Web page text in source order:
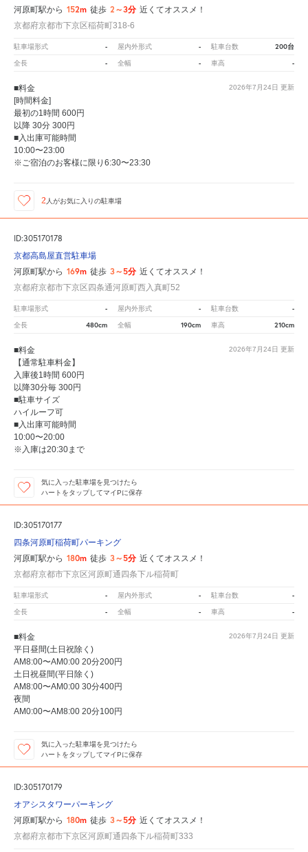
河原町駅から 152m 徒歩 2～3分 近くてオススメ！
京都府京都市下京区稲荷町318-6
駐車場形式 - 屋内外形式 - 駐車台数 200台
全長 - 全幅 - 車高 -
2026年7月24日 更新
■料金
[時間料金]
最初の1時間 600円
以降 30分 300円
■入出庫可能時間
10:00〜23:00
※ご宿泊のお客様に限り6:30〜23:30
2 人がお気に入りの駐車場
ID:305170178
京都高島屋直営駐車場
河原町駅から 169m 徒歩 3～5分 近くてオススメ！
京都府京都市下京区四条通河原町西入真町52
駐車場形式 - 屋内外形式 - 駐車台数 -
全長 480cm 全幅 190cm 車高 210cm
2026年7月24日 更新
■料金
【通常駐車料金】
入庫後1時間 600円
以降30分毎 300円
■駐車サイズ
ハイルーフ可
■入出庫可能時間
10:00〜20:00
※入庫は20:30まで
気に入った駐車場を見つけたら
ハートをタップしてマイPに保存
ID:305170177
四条河原町稲荷町パーキング
河原町駅から 180m 徒歩 3～5分 近くてオススメ！
京都府京都市下京区河原町通四条下ル稲荷町
駐車場形式 - 屋内外形式 - 駐車台数 -
全長 - 全幅 - 車高 -
2026年7月24日 更新
■料金
平日昼間(土日祝除く)
AM8:00〜AM0:00 20分200円
土日祝昼間(平日除く)
AM8:00〜AM0:00 30分400円
夜間
AM0:00〜AM8:00 20分100円
気に入った駐車場を見つけたら
ハートをタップしてマイPに保存
ID:305170179
オアシスタワーパーキング
河原町駅から 180m 徒歩 3～5分 近くてオススメ！
京都府京都市下京区河原町通四条下ル稲荷町333